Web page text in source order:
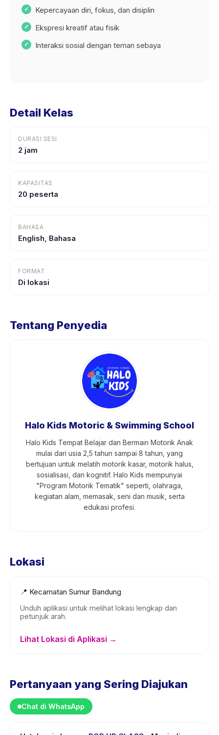
Kepercayaan diri, fokus, dan disiplin
Ekspresi kreatif atau fisik
Interaksi sosial dengan teman sebaya
Detail Kelas
DURASI SESI
2 jam
KAPASITAS
20 peserta
BAHASA
English, Bahasa
FORMAT
Di lokasi
Tentang Penyedia
Halo Kids Motoric & Swimming School
Halo Kids Tempat Belajar dan Bermain Motorik Anak
mulai dari usia 2,5 tahun sampai 8 tahun, yang
bertujuan untuk melatih motorik kasar, motorik halus,
sosialisasi, dan kognitif. Halo Kids mempunyai
"Program Motorik Tematik" seperti, olahraga,
kegiatan alam, memasak, seni dan musik, serta
edukasi profesi.
Lokasi
📍 Kecamatan Sumur Bandung
Unduh aplikasi untuk melihat lokasi lengkap dan
petunjuk arah.
Lihat Lokasi di Aplikasi →
Pertanyaan yang Sering Diajukan
Chat di WhatsApp